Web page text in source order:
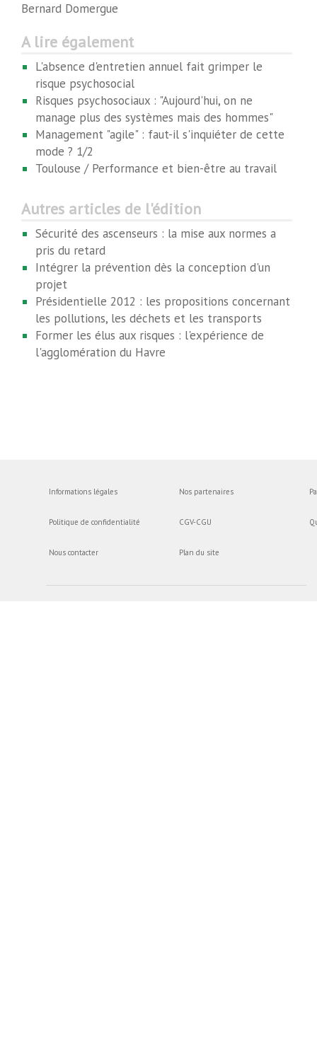
Bernard Domergue
A lire également
L'absence d'entretien annuel fait grimper le
risque psychosocial
Risques psychosociaux : "Aujourd'hui, on ne
manage plus des systèmes mais des hommes"
Management "agile" : faut-il s'inquiéter de cette
mode ? 1/2
Toulouse / Performance et bien-être au travail
Autres articles de l'édition
Sécurité des ascenseurs : la mise aux normes a
pris du retard
Intégrer la prévention dès la conception d'un
projet
Présidentielle 2012 : les propositions concernant
les pollutions, les déchets et les transports
Former les élus aux risques : l'expérience de
l'agglomération du Havre
Informations légales
Politique de confidentialité
Nous contacter
Nos partenaires
CGV-CGU
Plan du site